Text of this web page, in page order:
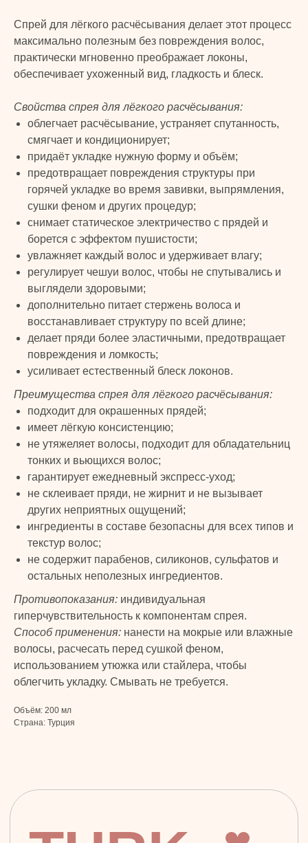
Спрей для лёгкого расчёсывания делает этот процесс
максимально полезным без повреждения волос,
практически мгновенно преображает локоны,
обеспечивает ухоженный вид, гладкость и блеск.
Свойства спрея для лёгкого расчёсывания:
облегчает расчёсывание, устраняет спутанность,
смягчает и кондиционирует;
придаёт укладке нужную форму и объём;
предотвращает повреждения структуры при
горячей укладке во время завивки, выпрямления,
сушки феном и других процедур;
снимает статическое электричество с прядей и
борется с эффектом пушистости;
увлажняет каждый волос и удерживает влагу;
регулирует чешуи волос, чтобы не спутывались и
выглядели здоровыми;
дополнительно питает стержень волоса и
восстанавливает структуру по всей длине;
делает пряди более эластичными, предотвращает
повреждения и ломкость;
усиливает естественный блеск локонов.
Преимущества спрея для лёгкого расчёсывания:
подходит для окрашенных прядей;
имеет лёгкую консистенцию;
не утяжеляет волосы, подходит для обладательниц
тонких и вьющихся волос;
гарантирует ежедневный экспресс-уход;
не склеивает пряди, не жирнит и не вызывает
других неприятных ощущений;
ингредиенты в составе безопасны для всех типов и
текстур волос;
не содержит парабенов, силиконов, сульфатов и
остальных неполезных ингредиентов.
Противопоказания: индивидуальная
гиперчувствительность к компонентам спрея.
Способ применения: нанести на мокрые или влажные
волосы, расчесать перед сушкой феном,
использованием утюжка или стайлера, чтобы
облегчить укладку. Смывать не требуется.
Объём: 200 мл
Страна: Турция
конфиденциальности
Публичная оферта
Скидки и подарки
Макияж
Парфюмерия
Детская линия
Турецкий текстиль
TURK
PRIME
+7 926 620 21 21
КАТАЛОГ КЛИЕНТАМ
ДОКУМЕНТЫ